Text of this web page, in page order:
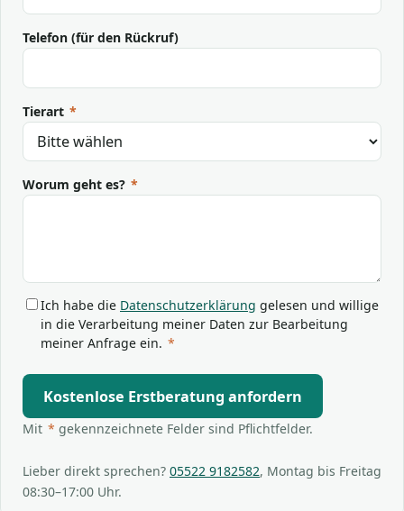
Telefon (für den Rückruf)
Tierart *
Worum geht es? *
Ich habe die Datenschutzerklärung gelesen und willige
in die Verarbeitung meiner Daten zur Bearbeitung
meiner Anfrage ein. *
Kostenlose Erstberatung anfordern
Mit * gekennzeichnete Felder sind Pflichtfelder.
Lieber direkt sprechen? 05522 9182582, Montag bis Freitag
08:30–17:00 Uhr.